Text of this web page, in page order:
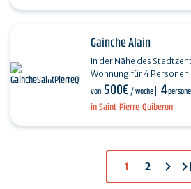
in Saint-Pierre-Quiberon
Gainche Alain
In der Nähe des
Wohnung für 4
Hauses. Wohnzimmer mit einem Schlafsofa,
Küchenzeile…
von 500€/ woche 4
1 2 chevron_right last_page